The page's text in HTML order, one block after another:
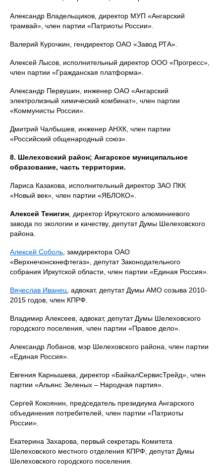
Александр Владельщиков, директор МУП «Ангарский
трамвай», член партии «Патриоты России».
Валерий Курочкин, гендиректор ОАО «Завод РТА».
Алексей Лысов, исполнительный директор ООО «Прогресс»,
член партии «Гражданская платформа».
Александр Первушин, инженер ОАО «Ангарский
электролизный химический комбинат», член партии
«Коммунисты России».
Дмитрий Чалбышев, инженер АНХК, член партии
«Российский общенародный союз».
8. Шелеховский район; Ангарское муниципальное
образование, часть территории.
Лариса Казакова, исполнительный директор ЗАО ПКК
«Новый век», член партии «ЯБЛОКО».
Алексей Тенигин , директор Иркутского алюминиевого
завода по экологии и качеству, депутат Думы Шелеховского
района.
Алексей Соболь , замдиректора ОАО
«Верхнечонскнефтегаз», депутат Законодательного
собрания Иркутской области, член партии «Единая Россия».
Вячеслав Иванец , адвокат, депутат Думы АМО созыва 2010-
2015 годов, член КПРФ.
Владимир Алексеев, адвокат, депутат Думы Шелеховского
городского поселения, член партии «Правое дело».
Александр Лобанов, мэр Шелеховского района, член партии
«Единая Россия».
Евгения Карнышева, директор «БайкалСервисТрейд», член
партии «Альянс Зеленых – Народная партия».
Сергей Кокоянин, председатель президиума Ангарского
объединения потребителей, член партии «Патриоты
России».
Екатерина Захарова, первый секретарь Комитета
Шелеховского местного отделения КПРФ, депутат Думы
Шелеховского городского поселения.